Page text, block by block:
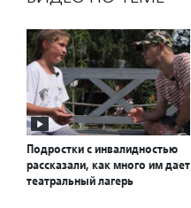
Подростки с инвалидностью
рассказали, как много им дает
театральный лагерь